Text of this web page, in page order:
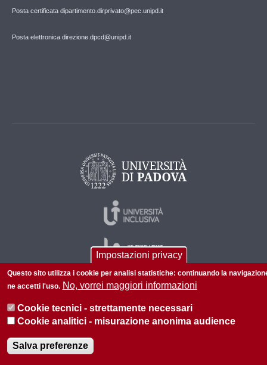
Posta certificata dipartimento.dirprivato@pec.unipd.it
Posta elettronica direzione.dpcd@unipd.it
© 2026 Università di Padova - Tutti i diritti riservati
P.I. 00742430283 C.F. 80006480281
Informazioni sul sito
Impostazioni privacy
Questo sito utilizza i cookie per analisi statistiche: continuando la
ne accetti l'uso. No, vorrei maggiori informazioni
Cookie tecnici - strettamente necessari
Cookie analitici - misurazione anonima audience
Salva preferenze